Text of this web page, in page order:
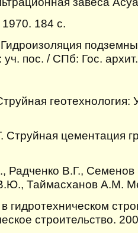
184 с.
пос. / СПб: Гос.
Струйная цементация
Радченко В.Г.,
Таймасханов А.М.
гидротехническом
строительство.